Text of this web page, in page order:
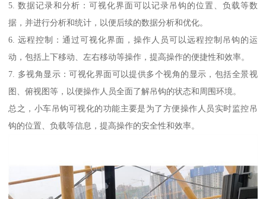
5. 数据记录和分析：可视化界面可以记录吊钩的位置、负载等数
据，并进行分析和统计，以便后续的数据分析和优化。
6. 远程控制：通过可视化界面，操作人员可以远程控制吊钩的运
动，包括上下移动、左右移动等操作，提高操作的便捷性和效率。
7. 多视角显示：可视化界面可以提供多个视角的显示，包括全景视
图、俯视图等，以便操作人员全面了解吊钩的状态和周围环境。
总之，小车吊钩可视化的功能主要是为了方便操作人员实时监控吊
钩的位置、负载等信息，提高操作的安全性和效率。